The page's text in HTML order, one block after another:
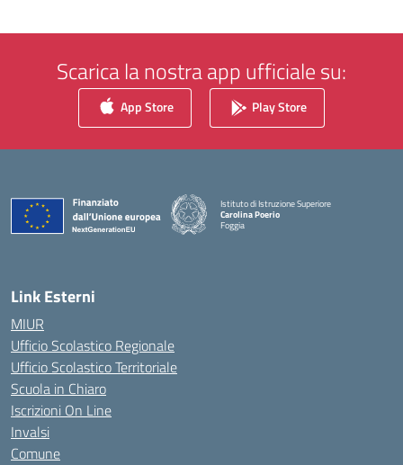
Scarica la nostra app ufficiale su:
App Store Play Store
Istituto di Istruzione Superiore
Carolina Poerio
Foggia
— Visita la pagina iniziale della scuola
Link Esterni
MIUR
Ufficio Scolastico Regionale
Ufficio Scolastico Territoriale
Scuola in Chiaro
Iscrizioni On Line
Invalsi
Comune